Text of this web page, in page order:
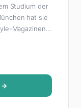
Studium der
hat sie
Magazinen
alles, was
Design und
hin zu
gerne lesen.
Frauen an
→